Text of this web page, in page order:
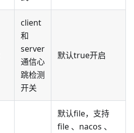
client
和
server
通信心
跳检测
开关
默认true开启
默认file，支持
file 、nacos 、